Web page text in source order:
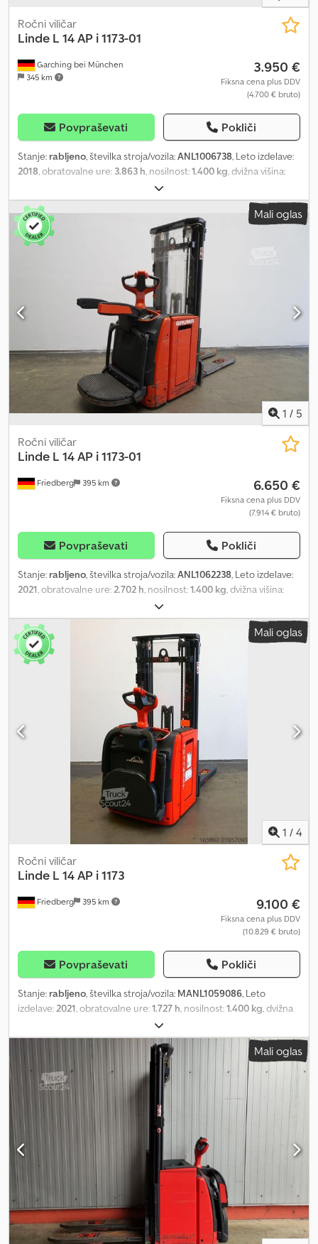
Garching bei München
345 km
Ročni viličar
Linde L 14 AP i 1173-01
3.950 €
Fiksna cena plus DDV
(4.700 € bruto)
Povpraševati Pokliči
Stanje: rabljeno, številka stroja/vozila:ANL1006738, Leto izdelave:
2018 , obratovalne ure: 3.863 h , nosilnost:1.400 kg , dvižna višina:
150 mm
droga:simpleks, kapaciteta baterije:375 Ah, napetost baterije:24
V, širina nosilnega okvirja vilic: , dolžina vilic: 1.150 mm,
lastna masa:
, skupna višina:1.990 mm
2.057 mm
800 mm , gorivo:elektrika
baterijo - Priključek vozila REMA 160A - Bočna menjava baterije
brez valjev - Začetni dvig - Izvedba vilic 560 - 1150 mm, 560 / 1150 /
55 mm - Nosilec vilic primeren za mrežaste zaboje - Omejitev
hitrosti: 6 km/h - Plazilni hod - LiftSpeedBooster - Zaščita droga:
polikarbonat Dkodpfx Aszhpvhjmier - Nadzor dostopa: PIN koda -
Zložljiva platforma - LSP 0,6 Ref: ANL1006738
Mali oglas
1 / 5
Friedberg 395 km
Ročni viličar
Linde L 14 AP i 1173-01
6.650 €
Fiksna cena plus DDV
(7.914 € bruto)
Povpraševati Pokliči
Stanje: rabljeno, številka stroja/vozila:ANL1062238, Leto izdelave:
2021, obratovalne ure:2.702 h, nosilnost:1.400 kg, dvižna višina:
1.400 mm
tip droga:triplex, kapaciteta baterije:375 Ah, napetost baterije:24
V, širina nosilnega okvirja vilic:560 mm, dolžina vilic: 1.150 mm,
lastna masa:
, skupna višina: 1.920 mm
2.132 mm
800 mm, gorivo:elektrika
baterijskim pogonom - Vozilni priključek REMA 160A - Stranska
menjava baterije s kolesi - Začetni dvig - Izvedba vilic: 560 – 1150
mm - Nosilec vilic, primeren za paletne omare - Delovanje pri nizki
hitrosti - Sistem za povečanje hitrosti dviga (LiftSpeedBooster) -
Sistem za mehko pristajanje (SoftLanding) - Zaščita stebrčka:
polikarbonat - Nadzor dostopa: LFM-RFID Dkodpfxezhpuws Amisr -
Zložljiva platforma - LSP 0,6 Referenca: ANL1062238
Mali oglas
1 / 4
Friedberg 395 km
Ročni viličar
Linde L 14 AP i 1173
9.100 €
Fiksna cena plus DDV
(10.829 € bruto)
Povpraševati Pokliči
Stanje: rabljeno, številka stroja/vozila: MANL1059086, Leto
izdelave: 2021 , obratovalne ure:1.727 h , nosilnost:1.400 kg , dvižna
, prosto dvigovanje:
mm, tip droga:triplex, kapaciteta baterije:375 Ah, napetost
baterije: 24 V , širina nosilnega okvirja vilic: 560 mm
, dolžina vilic:
1.150 mm
, lastna masa: , skupna višina: 1.920 mm
, skupna
dolžina:2.390 mm , skupna širina: 800 mm elektrika
Aquamatic in kroženje elektrolita na bateriji - Vozniški priključek
REMA 160A - Stranska menjava baterije z valji Dkodpfx Amoy
Tctgsisr - Začetni dvig - Vilice 560 - 1150 mm, 560 / 1150 / 55 mm -
Nosilec vilic primeren za mrežaste zaboje - Počasna vožnja -
LiftSpeedBooster - SoftLanding - Zaščita jambora: polikarbonat -
Tandemsko podporno kolo - Safety Lift - Zložljiva platforma - LSP
Mali oglas